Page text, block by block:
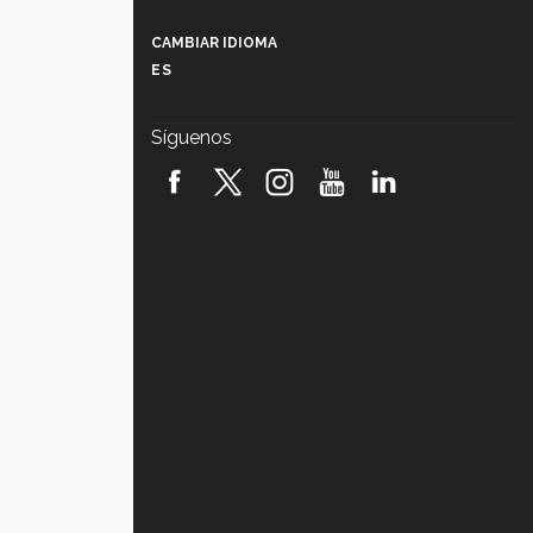
robótica FIRST 2026! (video)
CAMBIAR IDIOMA
ES
Síguenos